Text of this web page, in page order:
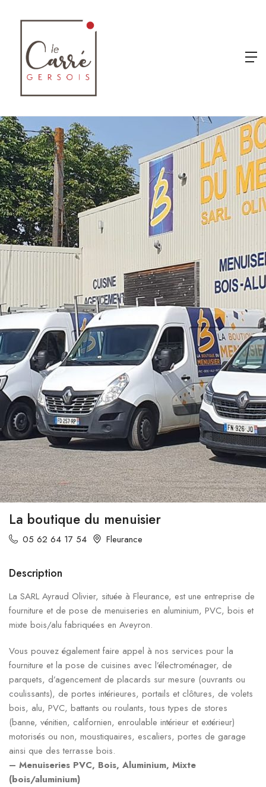
La boutique du menuisier
05 62 64 17 54 Fleurance
Description
La SARL Ayraud Olivier, située à Fleurance, est une entreprise de
fourniture et de pose de menuiseries en aluminium, PVC, bois et
mixte bois/alu fabriquées en Aveyron.
Vous pouvez également faire appel à nos services pour la
fourniture et la pose de cuisines avec l’électroménager, de
parquets, d’agencement de placards sur mesure (ouvrants ou
coulissants), de portes intérieures, portails et clôtures, de volets
bois, alu, PVC, battants ou roulants, tous types de stores
(banne, vénitien, californien, enroulable intérieur et extérieur)
motorisés ou non, moustiquaires, escaliers, portes de garage
ainsi que des terrasse bois.
– Menuiseries PVC, Bois, Aluminium, Mixte
(bois/aluminium)